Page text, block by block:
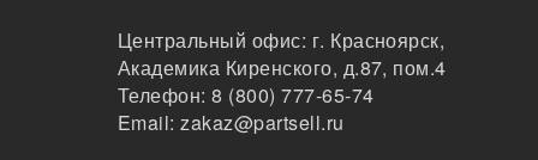
Центральный офис: г. Красноярск,
Академика Киренского, д.87, пом.4
Телефон:8 (800) 777-65-74
Email:zakaz@partsell.ru
3936993
Прокладка крышки впускного коллектора, 393